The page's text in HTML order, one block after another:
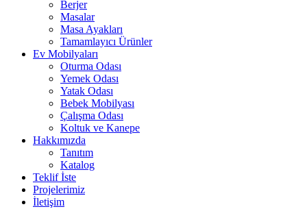
Berjer
Masalar
Masa Ayakları
Tamamlayıcı Ürünler
Ev Mobilyaları
Oturma Odası
Yemek Odası
Yatak Odası
Bebek Mobilyası
Çalışma Odası
Koltuk ve Kanepe
Hakkımızda
Tanıtım
Katalog
Teklif İste
Projelerimiz
İletişim